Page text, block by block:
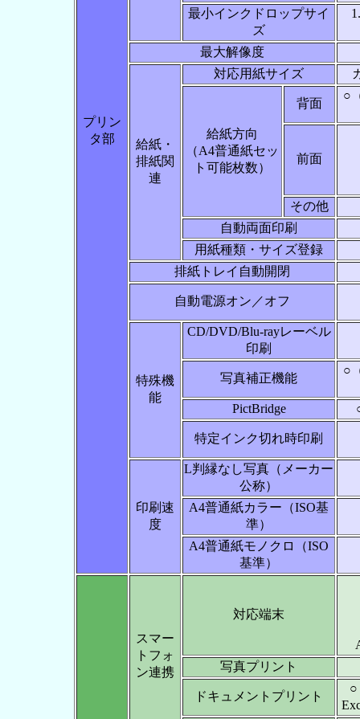
プリン
タ部
最小インクドロップサイ
ズ
最大解像度
給紙・
排紙関
連
対応用紙サイズ
給紙方向
（A4普通紙セッ
ト可能枚数）
背面
○
前面
その他
自動両面印刷
用紙種類・サイズ登録
排紙トレイ自動開閉
自動電源オン／オフ
特殊機
能
CD/DVD/Blu-rayレーベル
印刷
写真補正機能
○
PictBridge
特定インク切れ時印刷
印刷速
度
L判縁なし写真（メーカー
公称）
A4普通紙カラー（ISO基
準）
A4普通紙モノクロ（ISO
基準）
スマー
トフォ
ン連携
対応端末
写真プリント
ドキュメントプリント
○